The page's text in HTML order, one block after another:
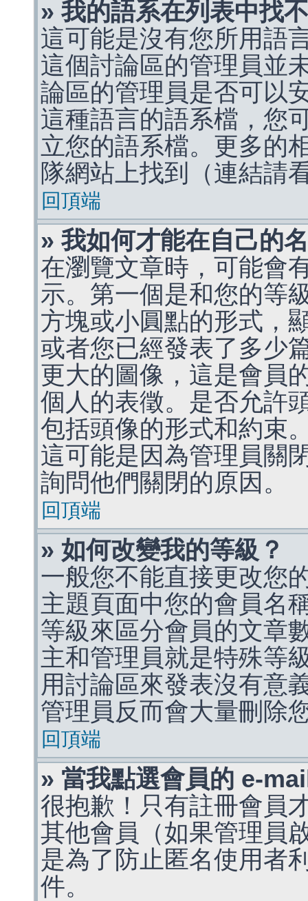
» 我的語系在列表中找
這可能是沒有您所用語
這個討論區的管理員並
論區的管理員是否可以
這種語言的語系檔，您
立您的語系檔。更多的
隊網站上找到（連結請
回頂端
» 我如何才能在自己的
在瀏覽文章時，可能會
示。第一個是和您的等
方塊或小圓點的形式，
或者您已經發表了多少
更大的圖像，這是會員
個人的表徵。是否允許
包括頭像的形式和約束
這可能是因為管理員關
詢問他們關閉的原因。
回頂端
» 如何改變我的等級？
一般您不能直接更改您
主題頁面中您的會員名
等級來區分會員的文章
主和管理員就是特殊等
用討論區來發表沒有意
管理員反而會大量刪除
回頂端
» 當我點選會員的 e-
很抱歉！只有註冊會員
其他會員（如果管理員
是為了防止匿名使用者
件。